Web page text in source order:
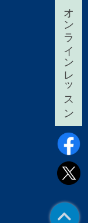
オンラインレッスン